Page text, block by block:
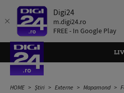
Digi24
m.digi24.ro
FREE - In Google Play
HOME Știri Externe Mapamond